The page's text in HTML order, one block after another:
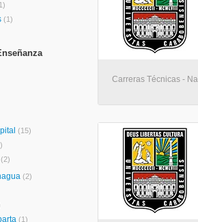
(1)
(15)
(2)
(2)
(1)
Carreras Técnicas -